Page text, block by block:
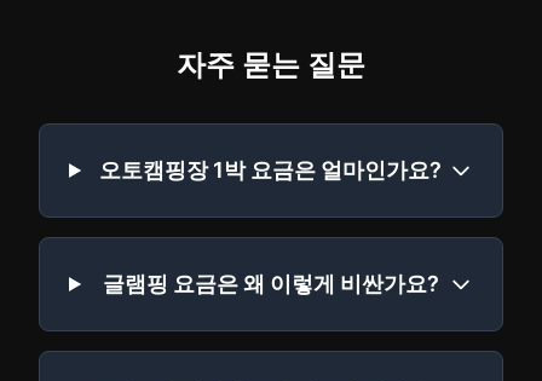
자주 묻는 질문
오토캠핑장 1박 요금은 얼마인가요?
글램핑 요금은 왜 이렇게 비싼가요?